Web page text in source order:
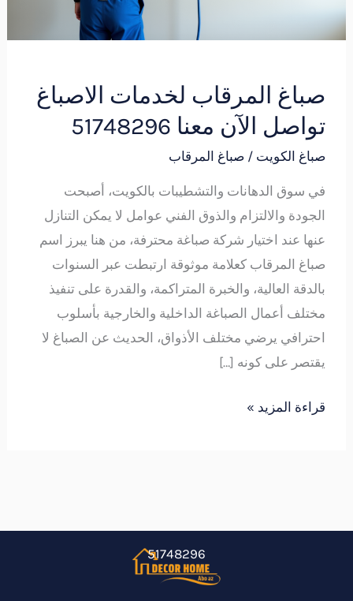
صباغ المرقاب لخدمات الاصباغ
تواصل الآن معنا 51748296
صباغ الكويت / صباغ المرقاب
في سوق الدهانات والتشطيبات بالكويت، أصبحت
الجودة والالتزام والذوق الفني عوامل لا يمكن التنازل
عنها عند اختيار شركة صباغة محترفة، من هنا يبرز اسم
صباغ المرقاب كعلامة موثوقة ارتبطت عبر السنوات
بالدقة العالية، والخبرة المتراكمة، والقدرة على تنفيذ
مختلف أعمال الصباغة الداخلية والخارجية بأسلوب
احترافي يرضي مختلف الأذواق، الحديث عن الصباغ لا
يقتصر على كونه […]
51748296
قراءة المزيد »
51748296